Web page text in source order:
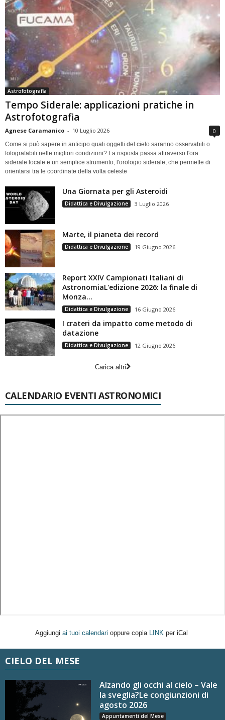
Astrofotografia
Tempo Siderale: applicazioni pratiche in
Astrofotografia
Agnese Caramanico - 10 Luglio 2026 0
Come si può sapere in anticipo quali oggetti del cielo saranno osservabili o
fotografabili nelle migliori condizioni? La risposta passa attraverso l'ora
siderale locale e un semplice strumento, l'orologio siderale, che permette di
orientarsi tra le coordinate della volta celeste
Una Giornata per gli Asteroidi
Didattica e Divulgazione 3 Luglio 2026
Marte, il pianeta dei record
Didattica e Divulgazione 19 Giugno 2026
Report XXIV Campionati Italiani di
AstronomiaL'edizione 2026: la finale di
Monza...
Didattica e Divulgazione 16 Giugno 2026
I crateri da impatto come metodo di
datazione
Didattica e Divulgazione 12 Giugno 2026
Carica altri
CALENDARIO EVENTI ASTRONOMICI
Aggiungi ai tuoi calendari oppure copia LINK per iCal
CIELO DEL MESE
Alzando gli occhi al cielo – Vale
la sveglia?Le congiunzioni di
agosto 2026
Appuntamenti del Mese